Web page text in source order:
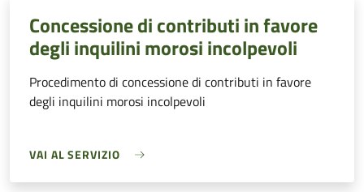
Concessione di contributi in favore
degli inquilini morosi incolpevoli
Procedimento di concessione di contributi in favore
degli inquilini morosi incolpevoli
VAI AL SERVIZIO